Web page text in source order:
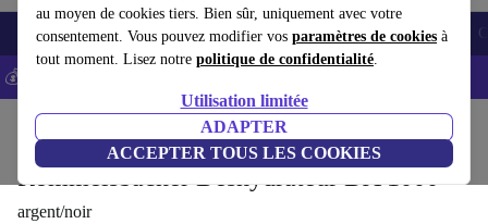
au moyen de cookies tiers. Bien sûr, uniquement avec votre
consentement. Vous pouvez modifier vos paramètres de cookies à
tout moment. Lisez notre politique de confidentialité.
Utilisation limitée
ADAPTER
ACCEPTER TOUS LES COOKIES
Smartphones Laptops Tablettes Montres connectées Accessoires
💰-5% EXTRA sur les iPhones – Code: IPHONEDEAL -
Appareils de cuisine
Rommelsbacher Déshydrateur DA 1000
argent/noir